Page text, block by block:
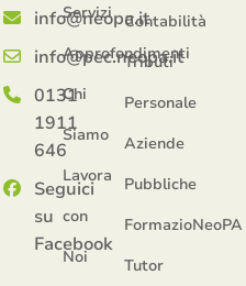
info@neopa.it
info@pec.neopa.it
0131
1911
646
Seguici
su
Facebook
Servizi
Approfondimenti
Chi
Siamo
Lavora
con
Noi
Contabilità
Tributi
Personale
Aziende
Pubbliche
FormazioNeoPA
Tutor